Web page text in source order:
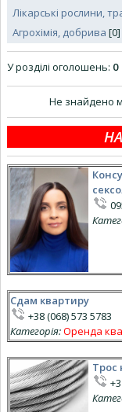
Лікарські рослини,
Агрохімія, добрива [0]
У розділі оголошень: 0
Не знайдено
Сдам квартиру
+38 (068) 573 5783
Категорія:Оренда
Трос